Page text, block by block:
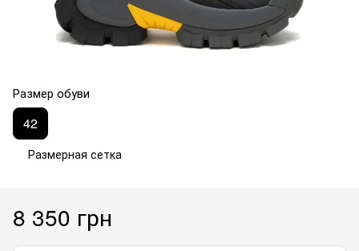
Размер обуви
42
Размерная сетка
8 350 грн